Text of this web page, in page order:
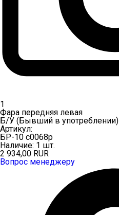
1
Фара передняя левая
Б/У (Бывший в употреблении)
Артикул:
БР-10 c0068p
Наличие: 1 шт.
2 934,00 RUR
Вопрос менеджеру